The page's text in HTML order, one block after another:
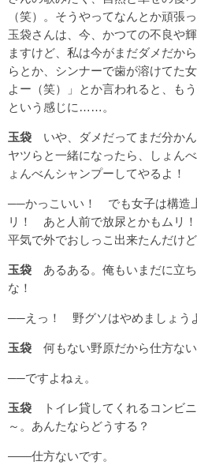
（笑）。そうやってなんとか頑張
玉袋さんは、今、かつての不良や
ますけど、私は今がまだダメだか
らとか、シンナーで歯が溶けてた
よー（笑）」とか言われると、も
という感じに……。
玉袋 いや、ダメだってまだ分か
ヤツらと一緒になったら、しょん
ょんべんシャンプーしてやるよ！
──かっこいい！ でも女子は構造
リ！ あと人前で放尿とかもムリ
平気で外でおしっこ出来たんだけ
玉袋 あるある。俺もいまだに立
な！
──えっ！ 野グソはやめましょう
玉袋 何もない野原だから仕方ない
──ですよねぇ。
玉袋 トイレ貸してくれるコンビ
～。あんたならどうする？
――仕方ないです。